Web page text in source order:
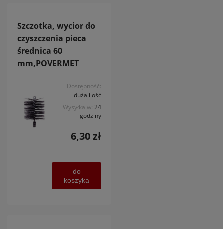
Szczotka, wycior do
czyszczenia pieca
średnica 60
mm,POVERMET
Dostępność:
duża ilość
Wysyłka w: 24
godziny
6,30 zł
do
koszyka